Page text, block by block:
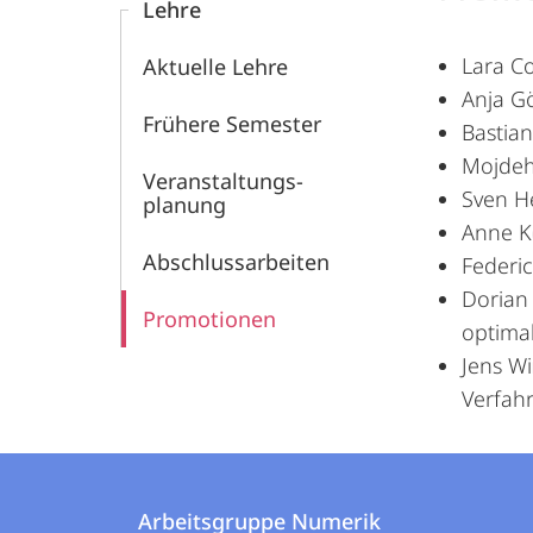
Lehre
Aktuelle Lehre
Frühere Semester
Veranstaltungs­
planung
Abschlussarbeiten
Promotionen
Lara
Anja
Sven
Anne
Jens
Kontaktinformationen
Arbeitsgruppe Numerik